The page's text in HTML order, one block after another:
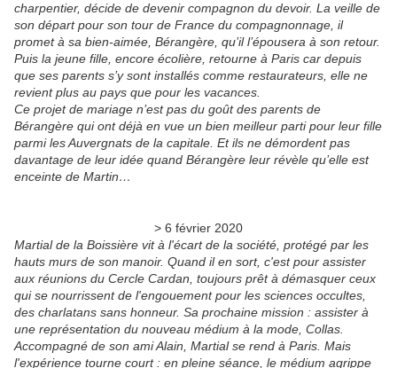
charpentier, décide de devenir compagnon du devoir. La veille de
son départ pour son tour de France du compagnonnage, il
promet à sa bien-aimée, Bérangère, qu’il l’épousera à son retour.
Puis la jeune fille, encore écolière, retourne à Paris car depuis
que ses parents s’y sont installés comme restaurateurs, elle ne
revient plus au pays que pour les vacances.
Ce projet de mariage n’est pas du goût des parents de
Bérangère qui ont déjà en vue un bien meilleur parti pour leur fille
parmi les Auvergnats de la capitale. Et ils ne démordent pas
davantage de leur idée quand Bérangère leur révèle qu’elle est
enceinte de Martin…
> 6 février 2020
Martial de la Boissière vit à l'écart de la société, protégé par les
hauts murs de son manoir. Quand il en sort, c'est pour assister
aux réunions du Cercle Cardan, toujours prêt à démasquer ceux
qui se nourrissent de l'engouement pour les sciences occultes,
des charlatans sans honneur. Sa prochaine mission : assister à
une représentation du nouveau médium à la mode, Collas.
Accompagné de son ami Alain, Martial se rend à Paris. Mais
l'expérience tourne court : en pleine séance, le médium agrippe